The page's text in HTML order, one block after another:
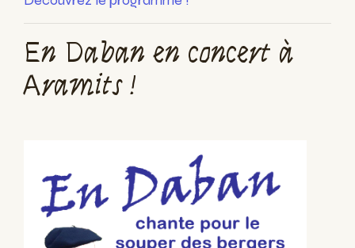
En Daban en concert à
Aramits !